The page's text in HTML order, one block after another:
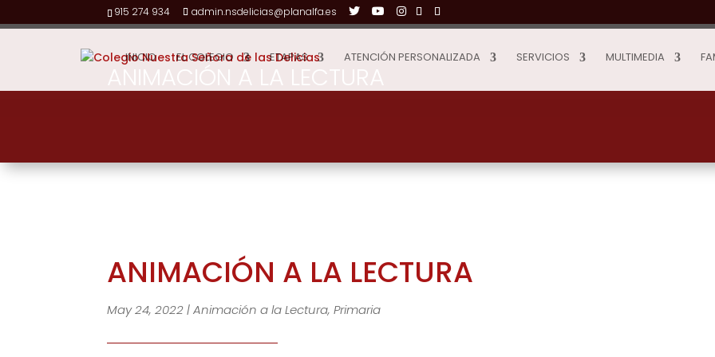
915 274 934 admin.nsdelicias@planalfa.es
INICIO EL COLEGIO ETAPAS ATENCIÓN PERSONALIZADA SERVICIOS MULTIMEDIA
ANIMACIÓN A LA LECTURA
May 24, 2022|Animación a la Lectura,Primaria